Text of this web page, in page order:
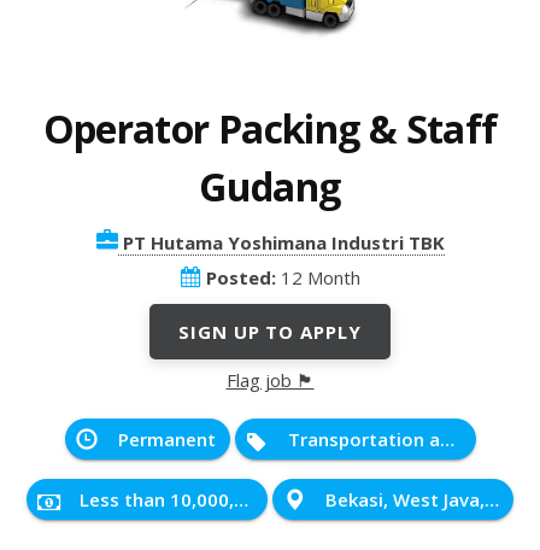
Operator Packing & Staff
Gudang
PT Hutama Yoshimana Industri TBK
Posted: 12 Month
SIGN UP TO APPLY
Flag job 🏴
Permanent Transportation and Distribution
Less than 10,000,000 IDR Bekasi, West Java, Indonesia